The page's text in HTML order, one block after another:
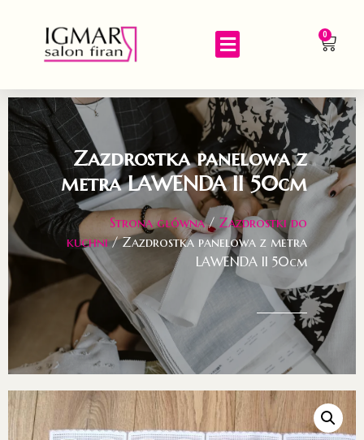
0
Zazdrostka panelowa z
metra LAWENDA II 50cm
Strona główna/ Zazdrostki do
kuchni/ Zazdrostka panelowa z metra
LAWENDA II 50cm